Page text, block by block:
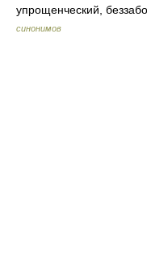
упрощенческий,
синонимов